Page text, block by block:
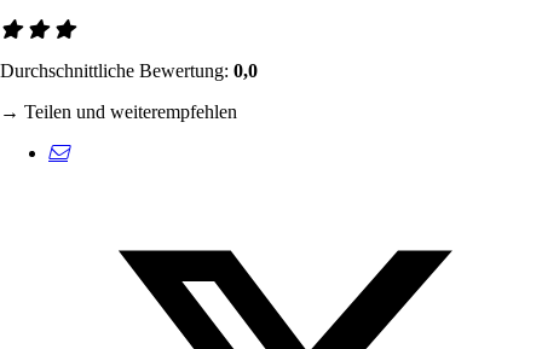
Durchschnittliche Bewertung: 0,0
→ Teilen und weiterempfehlen